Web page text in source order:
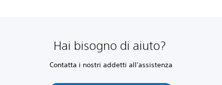
Hai bisogno di aiuto?
Contatta i nostri addetti all'assistenza